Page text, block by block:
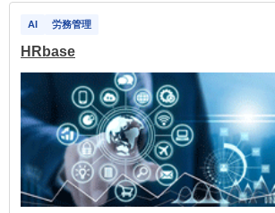
AI 労務管理
HRbase